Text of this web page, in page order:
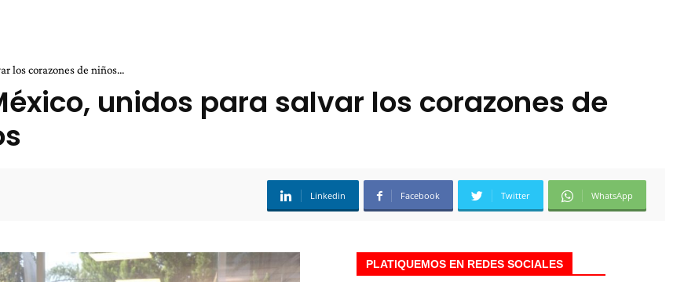
los corazones de niños...
unidos para salvar los corazones de
Linkedin Facebook Twitter WhatsApp
PLATIQUEMOS EN REDES SOCIALES